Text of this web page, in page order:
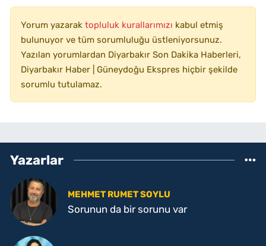
Yorum yazarak topluluk kurallarımızı kabul etmiş
bulunuyor ve tüm sorumluluğu üstleniyorsunuz.
Yazılan yorumlardan Diyarbakır Son Dakika Haberleri,
Diyarbakır Haber | Güneydoğu Ekspres hiçbir şekilde
sorumlu tutulamaz.
Yazarlar
MEHMET RUMET SOYLU
Sorunun da bir sorunu var